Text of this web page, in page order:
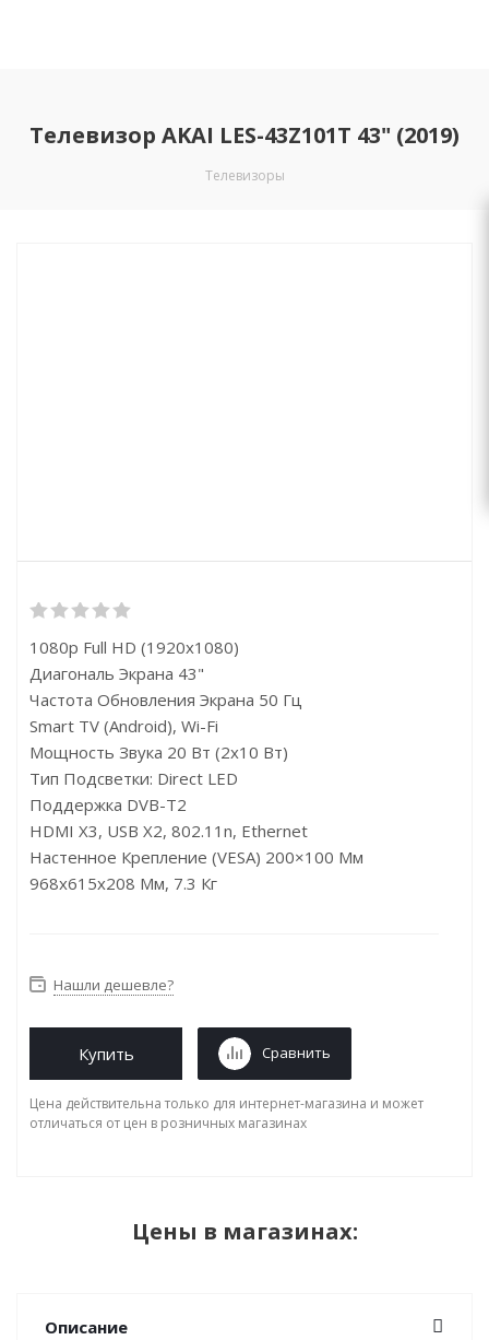
Телевизор AKAI LES-43Z101T 43" (2019)
Телевизоры
1080p Full HD (1920x1080)
Диагональ Экрана 43"
Частота Обновления Экрана 50 Гц
Smart TV (Android), Wi-Fi
Мощность Звука 20 Вт (2х10 Вт)
Тип Подсветки: Direct LED
Поддержка DVB-T2
HDMI X3, USB X2, 802.11n, Ethernet
Настенное Крепление (VESA) 200×100 Мм
968x615x208 Мм, 7.3 Кг
Нашли дешевле?
Купить Сравнить
Цена действительна только для интернет-магазина и может
отличаться от цен в розничных магазинах
Цены в магазинах:
Описание